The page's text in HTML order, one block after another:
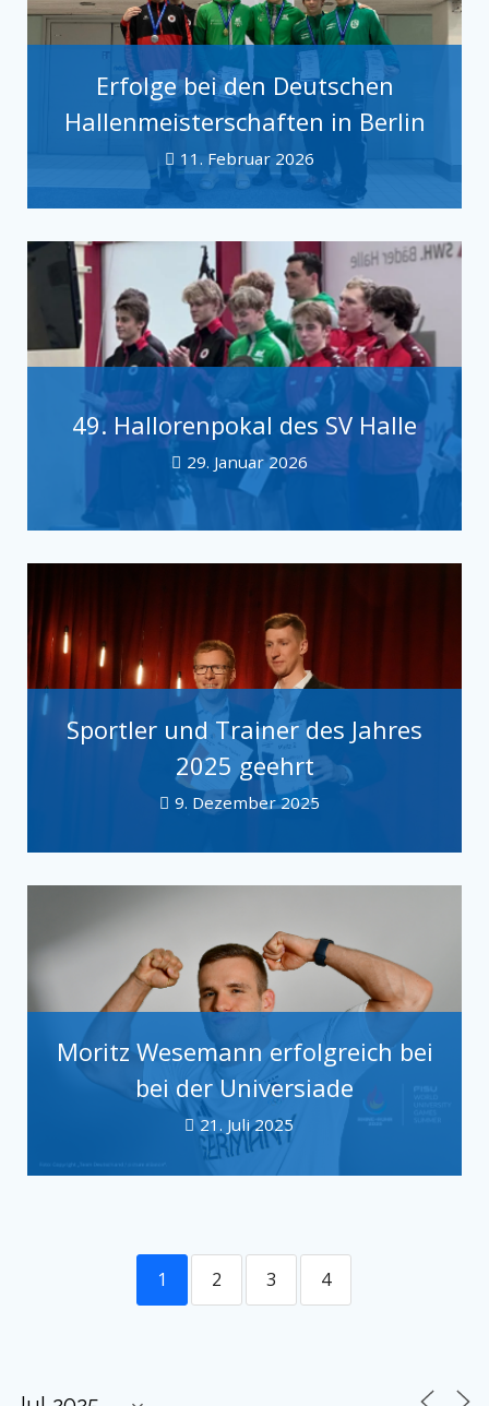
Erfolge bei den Deutschen
Hallenmeisterschaften in Berlin
11. Februar 2026
49. Hallorenpokal des SV Halle
29. Januar 2026
Sportler und Trainer des Jahres
2025 geehrt
9. Dezember 2025
Moritz Wesemann erfolgreich bei
bei der Universiade
21. Juli 2025
1 2 3 4